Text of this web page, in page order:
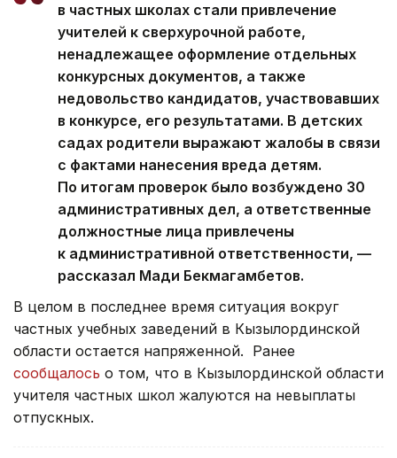
в частных школах стали привлечение
учителей к сверхурочной работе,
ненадлежащее оформление отдельных
конкурсных документов, а также
недовольство кандидатов, участвовавших
в конкурсе, его результатами. В детских
садах родители выражают жалобы в связи
с фактами нанесения вреда детям.
По итогам проверок было возбуждено 30
административных дел, а ответственные
должностные лица привлечены
к административной ответственности, —
рассказал Мади Бекмагамбетов.
В целом в последнее время ситуация вокруг
частных учебных заведений в Кызылординской
области остается напряженной. Ранее
сообщалось о том, что в Кызылординской области
учителя частных школ жалуются на невыплаты
отпускных.